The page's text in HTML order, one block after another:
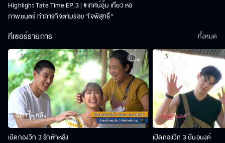
Highlight Tate Time EP.3 | #เทศน์อุ้ม เที่ยว หอ
ภาพยนตร์ ทำภารกิจตามรอย “ใจพิสุทธิ์“
ทีเซอร์รายการ
เปิดกองวิก 3 รักหักหลัง เปิดกองวิก 3 ปิ่นอนงค์
ทั้งหมด